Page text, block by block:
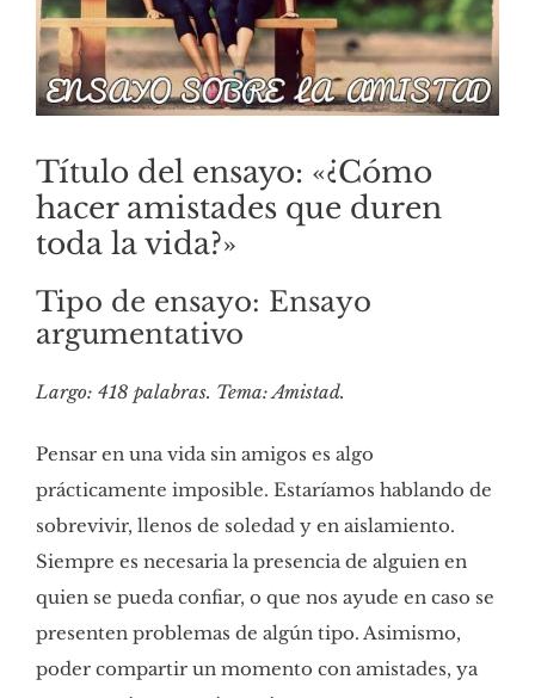
Título del ensayo: «¿Cómo
hacer amistades que duren
toda la vida?»
Tipo de ensayo: Ensayo
argumentativo
Largo: 418 palabras. Tema: Amistad.
Pensar en una vida sin amigos es algo
prácticamente imposible. Estaríamos hablando de
sobrevivir, llenos de soledad y en aislamiento.
Siempre es necesaria la presencia de alguien en
quien se pueda confiar, o que nos ayude en caso se
presenten problemas de algún tipo. Asimismo,
poder compartir un momento con amistades, ya